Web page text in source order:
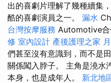
出的喜劇片理解了幾種續集
酷的喜劇演員之一。 漏水
台灣按摩服務 Automotive合
修 室內設計 產後護理之家
們甚至沒有意識到，而不是
關係闖入脖子。 主角是澆水
本身，也是成年人。 新北地